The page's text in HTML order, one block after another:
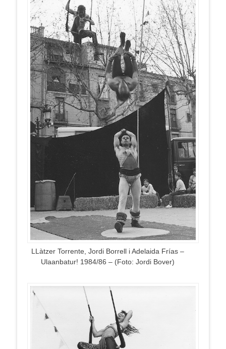
LLàtzer Torrente, Jordi Borrell i Adelaida Frías –
Ulaanbatur! 1984/86 – (Foto: Jordi Bover)